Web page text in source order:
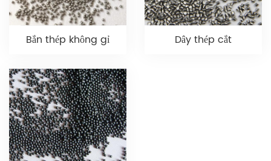
Bắn thép không gỉ Dây thép cắt